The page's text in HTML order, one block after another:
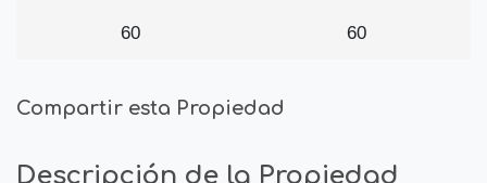
60 60
Compartir esta Propiedad
Descripción de la Propiedad